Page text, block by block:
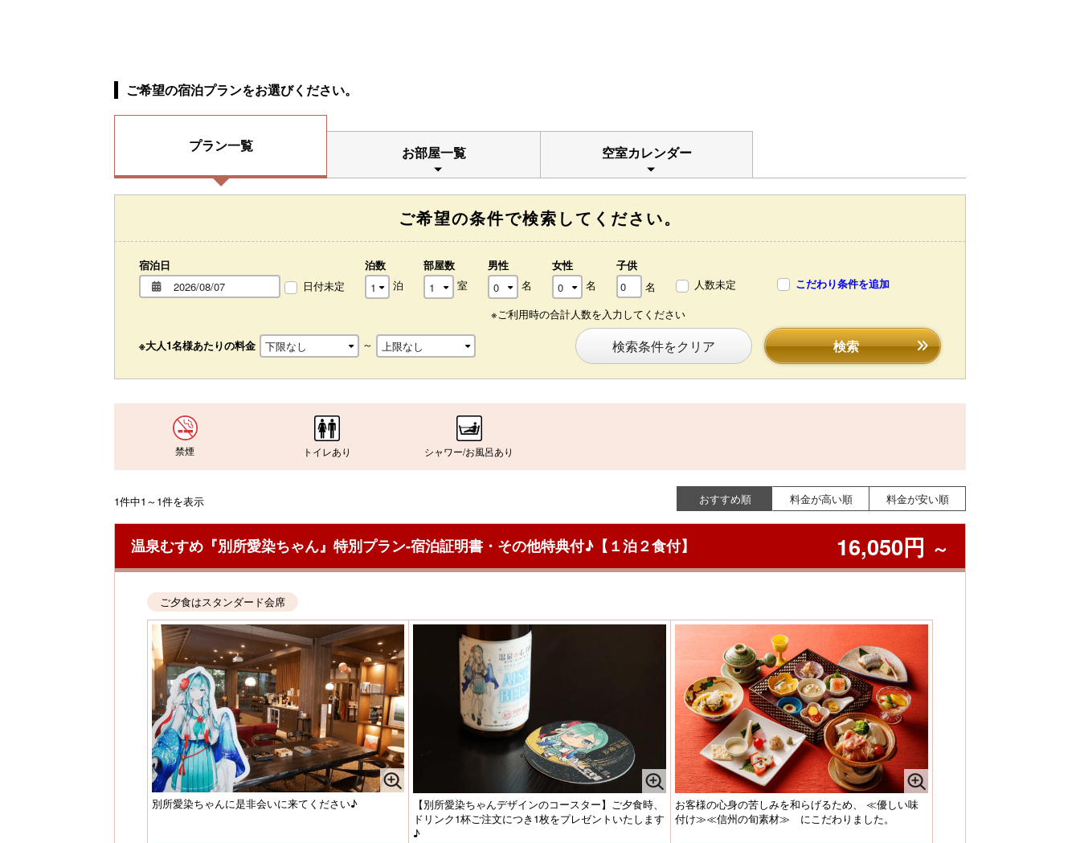
ご希望の宿泊プランをお選びください。
プラン一覧 お部屋一覧 空室カレンダー
ご希望の条件で検索してください。
宿泊日
日付未定
泊数
泊
部屋数
室
男性
名
女性
名
子供
名
人数未定
※ご利用時の合計人数を入力してください
こだわり条件を追加
※大人1名様あたりの料金 ～ 検索条件をクリア 検索
禁煙 トイレあり シャワー/お風呂あり
おすすめ順 料金が高い順 料金が安い順
1件中1～1件を表示
温泉むすめ『別所愛染ちゃん』特別プラン-宿泊証明書・その他特典付♪【１泊２食付】 16,050円 ～
ご夕食はスタンダード会席
別所愛染ちゃんに是非会いに来てください♪
【別所愛染ちゃんデザインのコースター】ご夕食時、
ドリンク1杯ご注文につき1枚をプレゼントいたします
♪
お客様の心身の苦しみを和らげるため、 ≪優しい味
付け≫≪信州の旬素材≫ にこだわりました。